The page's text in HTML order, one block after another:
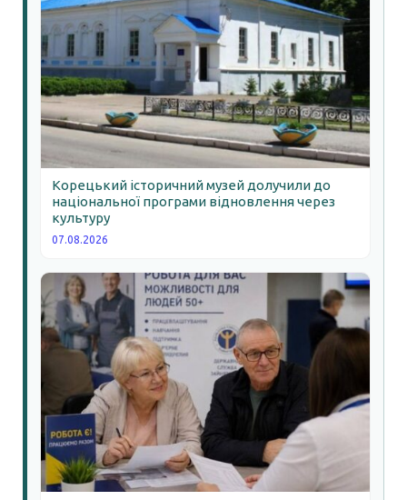
Корецький історичний музей долучили до
національної програми відновлення через
культуру
07.08.2026